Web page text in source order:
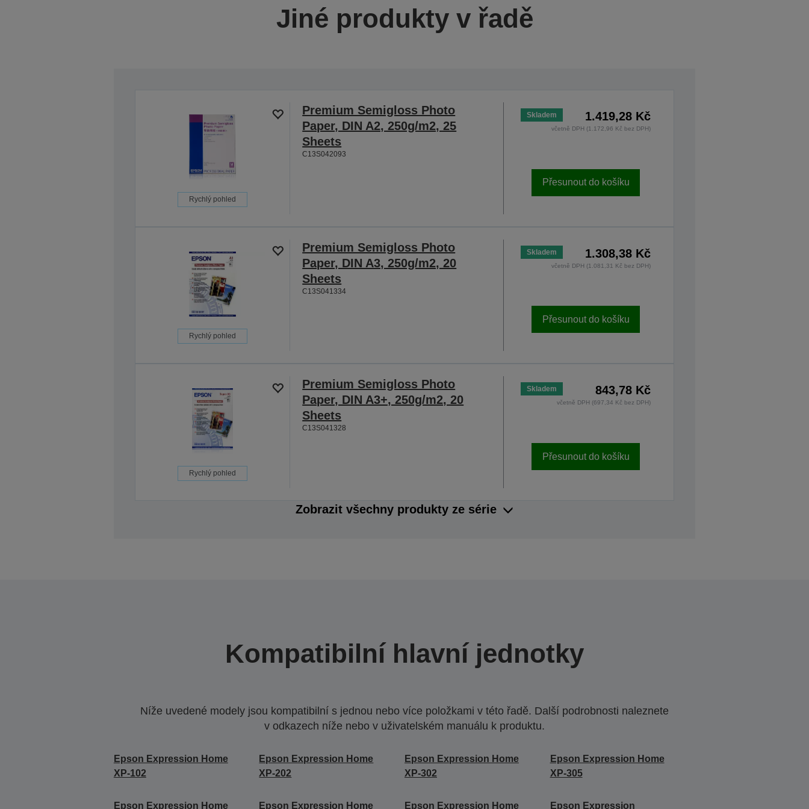
Jiné produkty v řadě
Rychlý pohled
Premium Semigloss Photo
Paper, DIN A2, 250g/m2, 25
Sheets
C13S042093
Skladem 1.419,28 Kč
včetně DPH (1.172,96 Kč bez DPH)
Přesunout do košíku
Rychlý pohled
Premium Semigloss Photo
Paper, DIN A3, 250g/m2, 20
Sheets
C13S041334
Skladem 1.308,38 Kč
včetně DPH (1.081,31 Kč bez DPH)
Přesunout do košíku
Rychlý pohled
Premium Semigloss Photo
Paper, DIN A3+, 250g/m2, 20
Sheets
C13S041328
Skladem 843,78 Kč
včetně DPH (697,34 Kč bez DPH)
Přesunout do košíku
Zobrazit všechny produkty ze série
Kompatibilní hlavní jednotky
Níže uvedené modely jsou kompatibilní s jednou nebo více položkami v této řadě. Další podrobnosti naleznete
v odkazech níže nebo v uživatelském manuálu k produktu.
Epson Expression Home
XP-102
Epson Expression Home
XP-202
Epson Expression Home
XP-302
Epson Expression Home
XP-305
Epson Expression Home Epson Expression Home Epson Expression Home Epson Expression